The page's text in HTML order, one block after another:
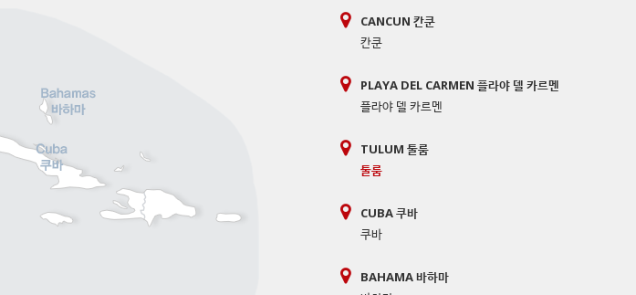
CANCUN 칸쿤
칸쿤
PLAYA DEL CARMEN 플라야 델 카르멘
플라야 델 카르멘
TULUM 툴룸
툴룸
CUBA 쿠바
쿠바
BAHAMA 바하마